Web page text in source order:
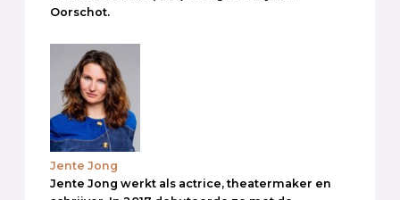
Oorschot.
Jente Jong
Jente Jong werkt als actrice, theatermaker en